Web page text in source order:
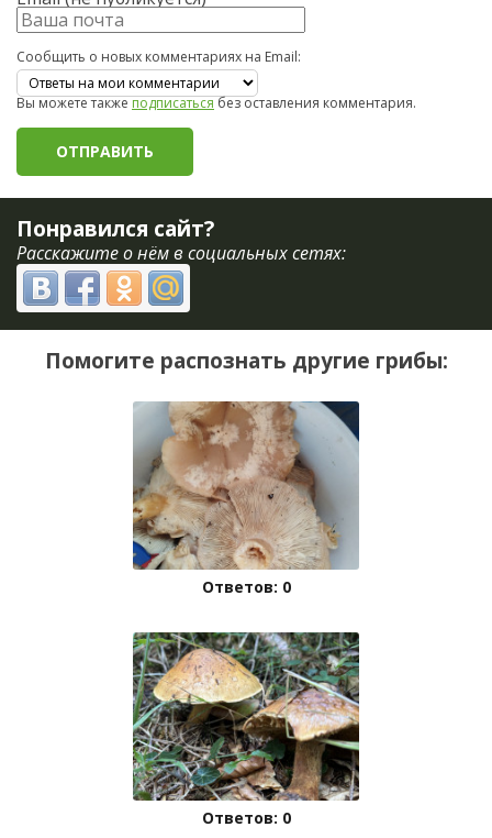
Сообщить о новых комментариях на Email:
Вы можете такжеподписатьсябез оставления комментария.
Понравился сайт?
Расскажите о нём в социальных сетях:
Помогите распознать другие грибы:
Ответов: 0
Ответов: 0